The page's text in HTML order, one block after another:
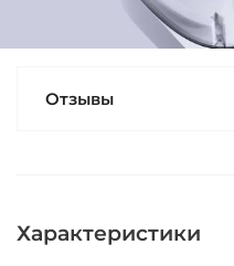
Отзывы
Характеристики